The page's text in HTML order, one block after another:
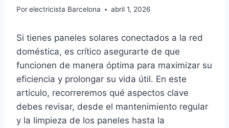
Porelectricista Barcelona abril 1, 2026
Si tienes paneles solares conectados a la red
doméstica, es crítico asegurarte de que
funcionen de manera óptima para maximizar su
eficiencia y prolongar su vida útil. En este
artículo, recorreremos qué aspectos clave
debes revisar, desde el mantenimiento regular
y la limpieza de los paneles hasta la